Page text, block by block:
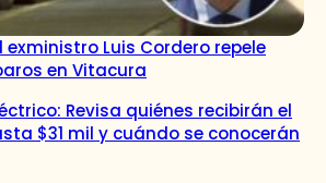
exministro Luis Cordero repele
en Vitacura
Revisa quiénes recibirán el
$31 mil y cuándo se conocerán